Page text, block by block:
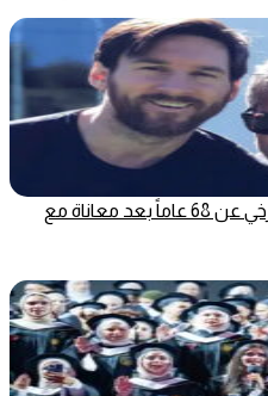
ميسي يفجع بوفاة والده خورخي عن 68 عاماً بعد معاناة مع